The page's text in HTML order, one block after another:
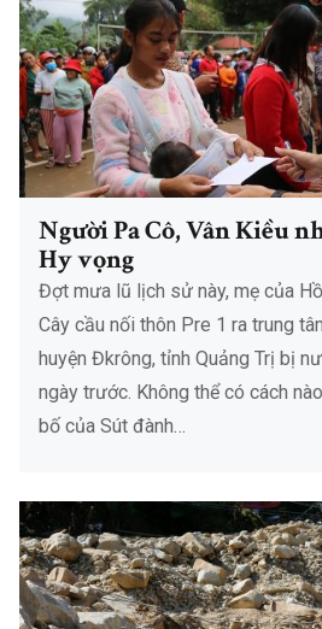
Người Pa Cô, Vân Kiều
Hy vọng
Đợt mưa lũ lịch sử này, mẹ của
Cây cầu nối thôn Pre 1 ra trung
huyện Đkrông, tỉnh Quảng Trị bị
ngày trước. Không thể có cách
bố của Sút đành…